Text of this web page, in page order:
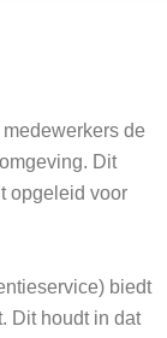
de
Dit
opgeleid voor
biedt
Dit houdt in dat